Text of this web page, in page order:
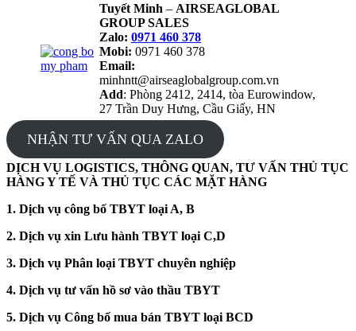
Tuyết Minh – AIRSEAGLOBAL
GROUP SALES
Zalo: 0971 460 378
Mobi: 0971 460 378
Email:
minhntt@airseaglobalgroup.com.vn
Add: Phòng 2412, 2414, tòa Eurowindow,
27 Trần Duy Hưng, Cầu Giấy, HN
NHẬN TƯ VẤN QUA ZALO
DỊCH VỤ LOGISTICS, THÔNG QUAN, TƯ VẤN THỦ TỤC
HÀNG Y TẾ VÀ THỦ TỤC CÁC MẶT HÀNG
1. Dịch vụ công bố TBYT loại A, B
2. Dịch vụ xin Lưu hành TBYT loại C,D
3. Dịch vụ Phân loại TBYT chuyên nghiệp
4. Dịch vụ tư vấn hồ sơ vào thầu TBYT
5. Dịch vụ Công bố mua bán TBYT loại BCD